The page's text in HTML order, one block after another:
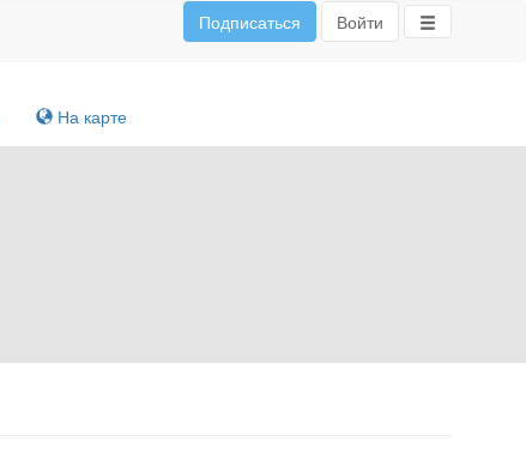
Подписаться Войти
На карте